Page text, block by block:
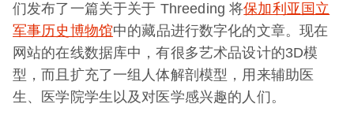
们发布了一篇关于关于 Threeding 将保加利亚国立
军事历史博物馆中的藏品进行数字化的文章。现在
网站的在线数据库中，有很多艺术品设计的3D模
型，而且扩充了一组人体解剖模型，用来辅助医
生、医学院学生以及对医学感兴趣的人们。